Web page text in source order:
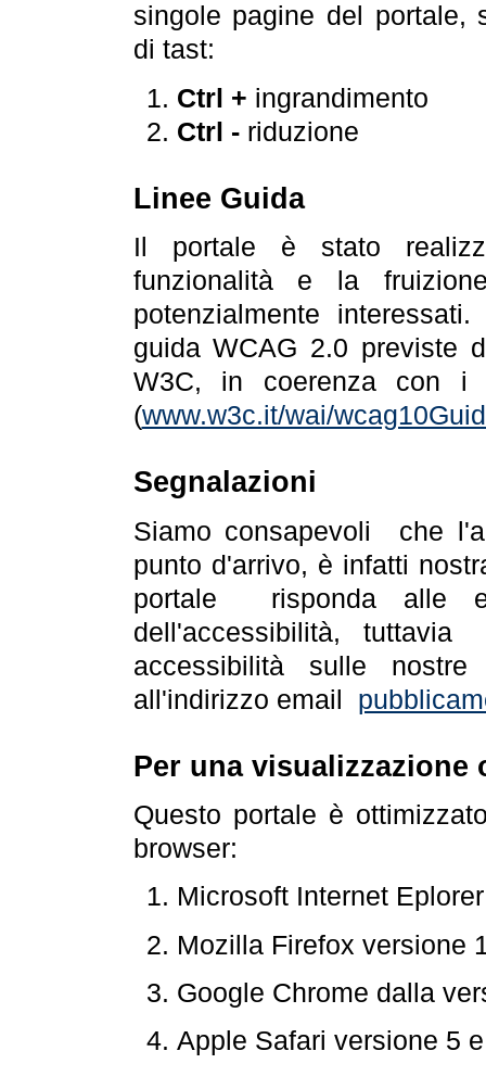
singole pagine del portale,
di tast:
Ctrl + ingrandimento
Ctrl -riduzione
Linee Guida
Il portale è stato
funzionalità e la
potenzialmente
guida WCAG 2.0 previste
W3C, in coerenza con i
(www.w3c.it/wai/
Segnalazioni
Siamo consapevoli che
punto d'arrivo, è infatti
portale risponda alle
dell'accessibilità,
accessibilità sulle
all'indirizzo email
Per una visualizzazione
Questo portale è
browser:
Microsoft Internet
Mozilla Firefox versione
Google Chrome dalla
Apple Safari versione 5